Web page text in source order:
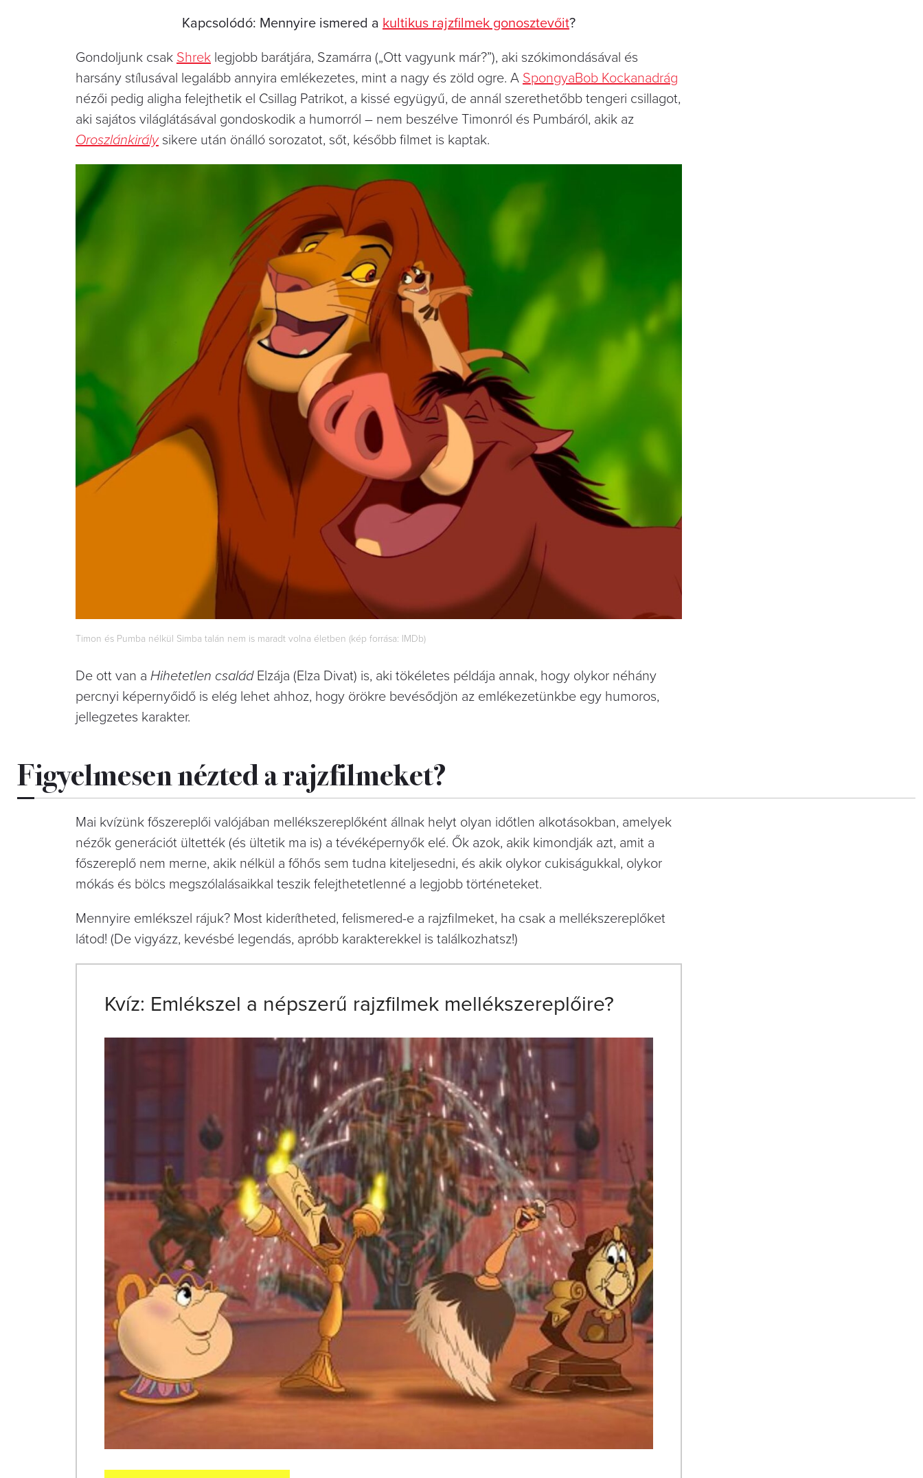
Kapcsolódó: Mennyire ismered a kultikus rajzfilmek gonosztevőit?
Gondoljunk csak Shrek legjobb barátjára, Szamárra („Ott vagyunk már?”), aki szókimondásával és
harsány stílusával legalább annyira emlékezetes, mint a nagy és zöld ogre. A SpongyaBob Kockanadrág
nézői pedig aligha felejthetik el Csillag Patrikot, a kissé együgyű, de annál szerethetőbb tengeri csillagot,
aki sajátos világlátásával gondoskodik a humorról – nem beszélve Timonról és Pumbáról, akik az
Oroszlánkirálysikere után önálló sorozatot, sőt, később filmet is kaptak.
Timon és Pumba nélkül Simba talán nem is maradt volna életben (kép forrása: IMDb)
De ott van a Hihetetlen családElzája (Elza Divat) is, aki tökéletes példája annak, hogy olykor néhány
percnyi képernyőidő is elég lehet ahhoz, hogy örökre bevésődjön az emlékezetünkbe egy humoros,
jellegzetes karakter.
Figyelmesen nézted a rajzfilmeket?
Mai kvízünk főszereplői valójában mellékszereplőként állnak helyt olyan időtlen alkotásokban, amelyek
nézők generációt ültették (és ültetik ma is) a tévéképernyők elé. Ők azok, akik kimondják azt, amit a
főszereplő nem merne, akik nélkül a főhős sem tudna kiteljesedni, és akik olykor cukiságukkal, olykor
mókás és bölcs megszólalásaikkal teszik felejthetetlenné a legjobb történeteket.
Mennyire emlékszel rájuk? Most kiderítheted, felismered-e a rajzfilmeket, ha csak a mellékszereplőket
látod! (De vigyázz, kevésbé legendás, apróbb karakterekkel is találkozhatsz!)
Kvíz: Emlékszel a népszerű rajzfilmek mellékszereplőire?